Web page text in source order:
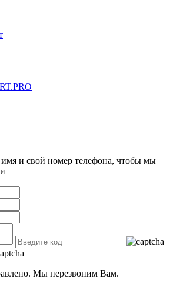
и свой номер телефона, чтобы мы
Мы перезвоним Вам.